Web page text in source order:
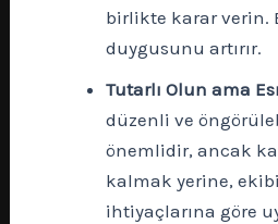
birlikte karar verin.
duygusunu artırır.
Tutarlı Olun ama
düzenli ve
önemlidir, ancak
kalmak yerine,
ihtiyaçlarına göre